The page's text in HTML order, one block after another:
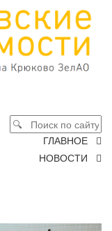
ГЛАВНОЕ
НОВОСТИ